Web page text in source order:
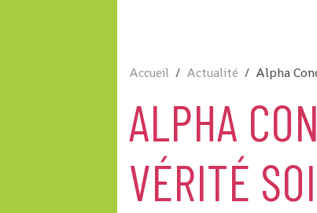
Accueil Actualité Alpha
ALPHA
VÉRITÉ